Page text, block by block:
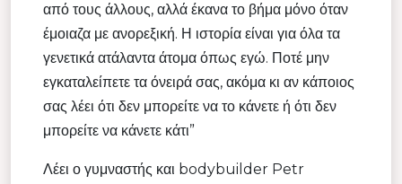
από τους άλλους, αλλά έκανα το βήμα μόνο όταν
έμοιαζα με ανορεξική. Η ιστορία είναι για όλα τα
γενετικά ατάλαντα άτομα όπως εγώ. Ποτέ μην
εγκαταλείπετε τα όνειρά σας, ακόμα κι αν κάποιος
σας λέει ότι δεν μπορείτε να το κάνετε ή ότι δεν
μπορείτε να κάνετε κάτι”
Λέει ο γυμναστής και bodybuilder Petr